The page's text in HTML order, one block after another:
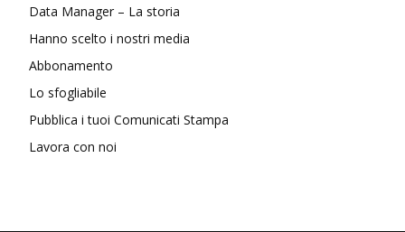
Data Manager – La storia
Hanno scelto i nostri media
Abbonamento
Lo sfogliabile
Pubblica i tuoi Comunicati Stampa
Lavora con noi